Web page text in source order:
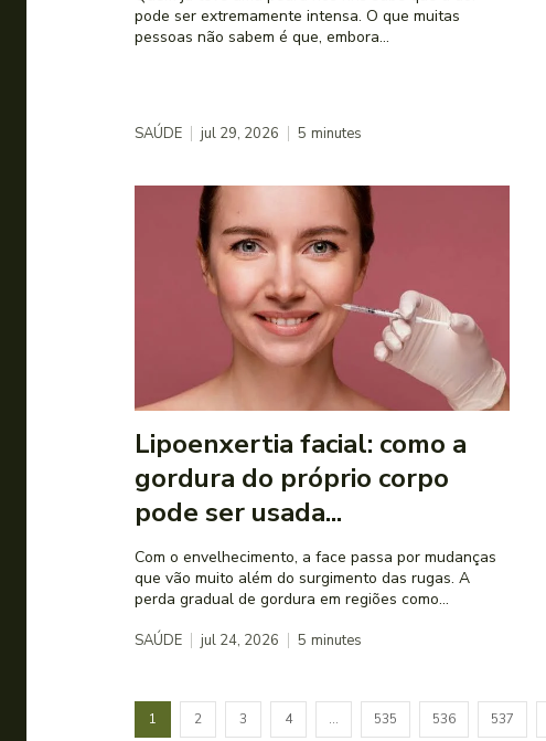
pode ser extremamente intensa. O que muitas
pessoas não sabem é que, embora...
SAÚDE jul 29, 2026 5 minutes
Lipoenxertia facial: como a
gordura do próprio corpo
pode ser usada...
Com o envelhecimento, a face passa por mudanças
que vão muito além do surgimento das rugas. A
perda gradual de gordura em regiões como...
SAÚDE jul 24, 2026 5 minutes
1 2 3 4 … 535 536 537